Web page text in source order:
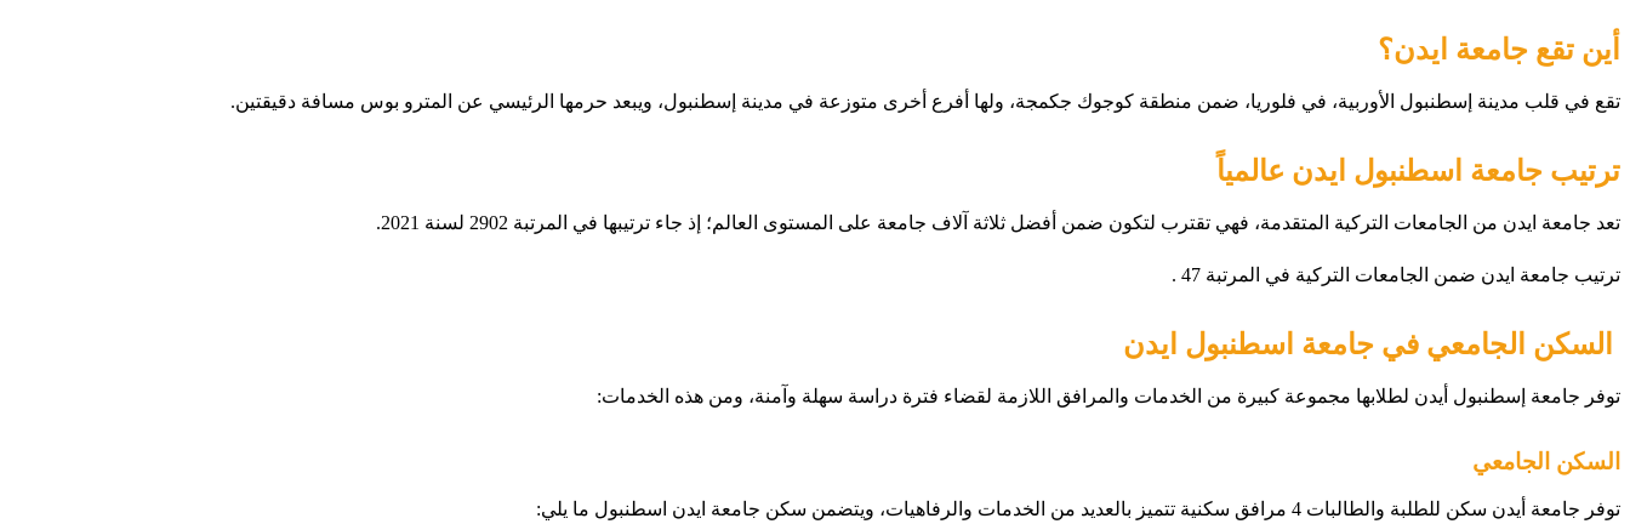
أين تقع جامعة ايدن؟
تقع في قلب مدينة إسطنبول الأوربية، في فلوريا، ضمن منطقة كوجوك جكمجة، ولها أفرع أخرى متوزعة في مدينة إسطنبول، ويبعد حرمها الرئيسي عن المترو بوس مسافة دقيقتين.
ترتيب جامعة اسطنبول ايدن عالمياً
تعد جامعة ايدن من الجامعات التركية المتقدمة، فهي تقترب لتكون ضمن أفضل ثلاثة آلاف جامعة على المستوى العالم؛ إذ جاء ترتيبها في المرتبة 2902 لسنة 2021.
ترتيب جامعة ايدن ضمن الجامعات التركية في المرتبة 47 .
السكن الجامعي في جامعة اسطنبول ايدن
توفر جامعة إسطنبول أيدن لطلابها مجموعة كبيرة من الخدمات والمرافق اللازمة لقضاء فترة دراسة سهلة وآمنة، ومن هذه الخدمات:
السكن الجامعي
توفر جامعة أيدن سكن للطلبة والطالبات 4 مرافق سكنية تتميز بالعديد من الخدمات والرفاهيات، ويتضمن سكن جامعة ايدن اسطنبول ما يلي: